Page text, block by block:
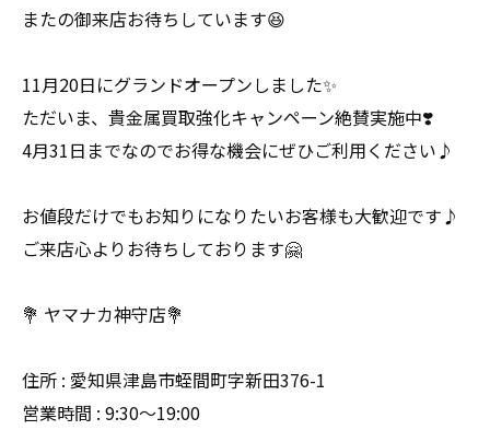
またの御来店お待ちしています😆
11月20日にグランドオープンしました✨
ただいま、貴金属買取強化キャンペーン絶賛実施中❣️
4月31日までなのでお得な機会にぜひご利用ください♪
お値段だけでもお知りになりたいお客様も大歓迎です♪
ご来店心よりお待ちしております🤗
💐 ヤマナカ神守店💐
住所 : 愛知県津島市蛭間町字新田376-1
営業時間 : 9:30〜19:00